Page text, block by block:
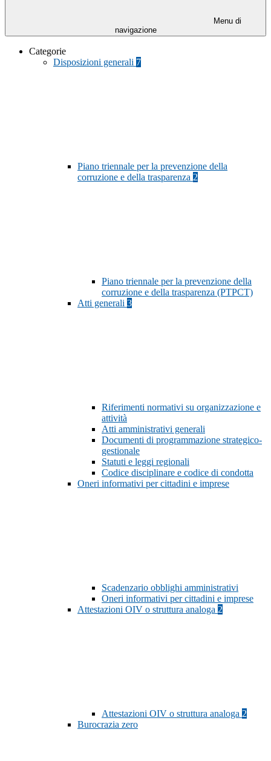
Menu di
navigazione
Categorie
Disposizioni generali 7
Piano triennale per la prevenzione della
corruzione e della trasparenza 2
Piano triennale per la prevenzione della
corruzione e della trasparenza (PTPCT)
Atti generali 3
Riferimenti normativi su organizzazione e
attività
Atti amministrativi generali
Documenti di programmazione strategico-
gestionale
Statuti e leggi regionali
Codice disciplinare e codice di condotta
Oneri informativi per cittadini e imprese
Scadenzario obblighi amministrativi
Oneri informativi per cittadini e imprese
Attestazioni OIV o struttura analoga 2
Attestazioni OIV o struttura analoga 2
Burocrazia zero